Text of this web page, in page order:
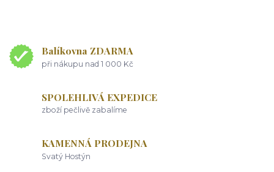
Balíkovna ZDARMA
při nákupu nad 1 000 Kč
SPOLEHLIVÁ EXPEDICE
zboží pečlivě zabalíme
KAMENNÁ PRODEJNA
Svatý Hostýn